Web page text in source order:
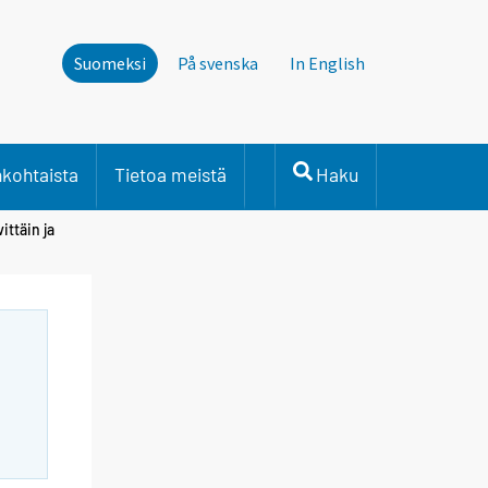
Suomeksi På svenska In English
Tietoa meistä Haku
ja